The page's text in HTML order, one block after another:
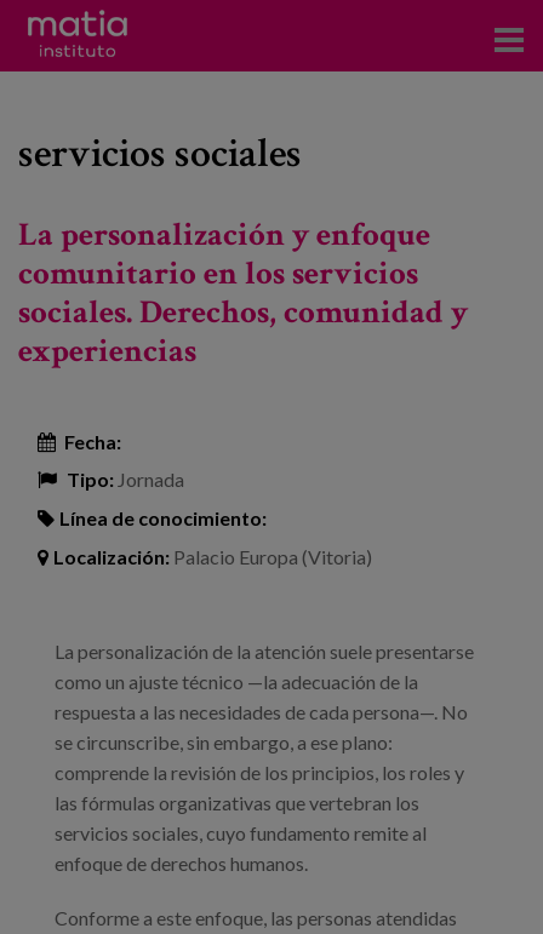
Investigación
Participación en foros
Consultoría
Formación
Noticias
Blog
Trabaja con nosotros
Canal de denuncias
servicios sociales
La personalización y enfoque
comunitario en los servicios
sociales. Derechos, comunidad y
experiencias
Fecha:
Tipo: Jornada
Línea de conocimiento:
Localización: Palacio Europa (Vitoria)
La personalización de la atención suele presentarse
como un ajuste técnico —la adecuación de la
respuesta a las necesidades de cada persona—. No
se circunscribe, sin embargo, a ese plano:
comprende la revisión de los principios, los roles y
las fórmulas organizativas que vertebran los
servicios sociales, cuyo fundamento remite al
enfoque de derechos humanos.
Conforme a este enfoque, las personas atendidas